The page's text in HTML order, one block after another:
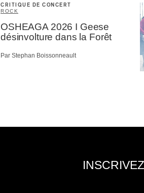
CRITIQUE DE CONCERT
ROCK
OSHEAGA 2026 I Geese
désinvolture dans la Forêt
Par Stephan Boissonneault